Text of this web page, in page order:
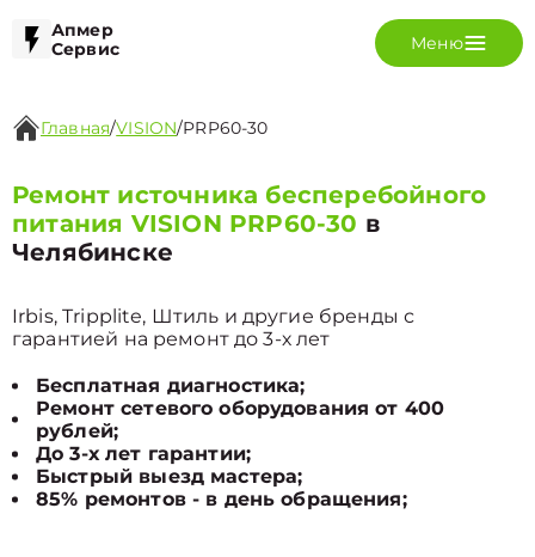
Апмер
Сервис
Меню
Главная/VISION/PRP60-30
Ремонт источника бесперебойного
питания VISION PRP60-30 в
Челябинске
Irbis, Tripplite, Штиль и другие бренды с
гарантией на ремонт до 3-х лет
Бесплатная диагностика;
Ремонт сетевого оборудования от 400
рублей;
До 3-х лет гарантии;
Быстрый выезд мастера;
85% ремонтов - в день обращения;